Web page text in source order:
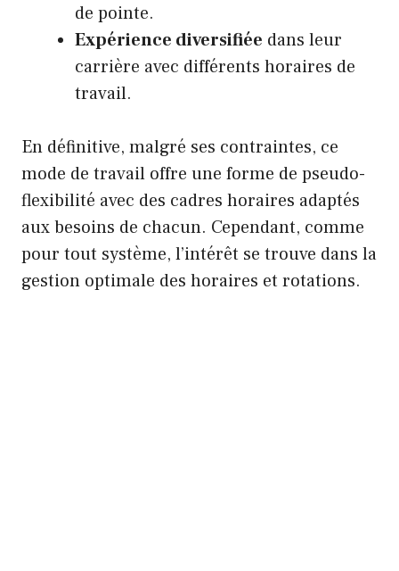
de pointe.
Expérience diversifiée dans leur
carrière avec différents horaires de
travail.
En définitive, malgré ses contraintes, ce
mode de travail offre une forme de pseudo-
flexibilité avec des cadres horaires adaptés
aux besoins de chacun. Cependant, comme
pour tout système, l’intérêt se trouve dans la
gestion optimale des horaires et rotations.